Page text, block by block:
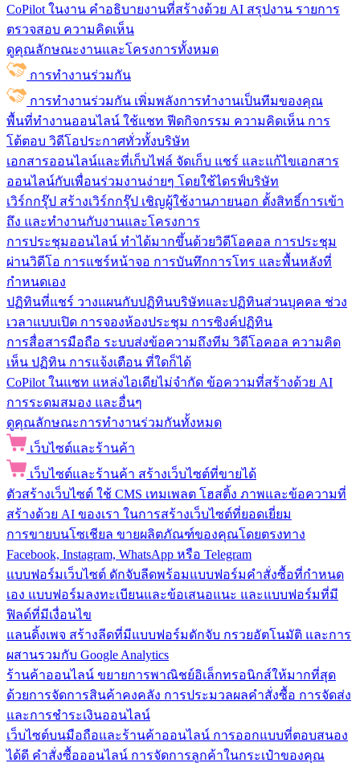
CoPilot ในงาน คำอธิบายงานที่สร้างด้วย AI สรุปงาน รายการ
ตรวจสอบ ความคิดเห็น
ดูคุณลักษณะงานและโครงการทั้งหมด
การทำงานร่วมกัน
การทำงานร่วมกัน เพิ่มพลังการทำงานเป็นทีมของคุณ
พื้นที่ทำงานออนไลน์ ใช้แชท ฟีดกิจกรรม ความคิดเห็น การ
โต้ตอบ วิดีโอประกาศทั่วทั้งบริษัท
เอกสารออนไลน์และที่เก็บไฟล์ จัดเก็บ แชร์ และแก้ไขเอกสาร
ออนไลน์กับเพื่อนร่วมงานง่ายๆ โดยใช้ไดรฟ์บริษัท
เวิร์กกรุ๊ป สร้างเวิร์กกรุ๊ป เชิญผู้ใช้งานภายนอก ตั้งสิทธิ์การเข้า
ถึง และทำงานกับงานและโครงการ
การประชุมออนไลน์ ทำได้มากขึ้นด้วยวิดีโอคอล การประชุม
ผ่านวิดีโอ การแชร์หน้าจอ การบันทึกการโทร และพื้นหลังที่
กำหนดเอง
ปฏิทินที่แชร์ วางแผนกับปฏิทินบริษัทและปฏิทินส่วนบุคคล ช่วง
เวลาแบบเปิด การจองห้องประชุม การซิงค์ปฏิทิน
การสื่อสารมือถือ ระบบส่งข้อความถึงทีม วิดีโอคอล ความคิด
เห็น ปฏิทิน การแจ้งเตือน ที่ใดก็ได้
CoPilot ในแชท แหล่งไอเดียไม่จำกัด ข้อความที่สร้างด้วย AI
การระดมสมอง และอื่นๆ
ดูคุณลักษณะการทำงานร่วมกันทั้งหมด
เว็บไซต์และร้านค้า
เว็บไซต์และร้านค้า สร้างเว็บไซต์ที่ขายได้
ตัวสร้างเว็บไซต์ ใช้ CMS เทมเพลต โฮสติ้ง ภาพและข้อความที่
สร้างด้วย AI ของเรา ในการสร้างเว็บไซต์ที่ยอดเยี่ยม
การขายบนโซเชียล ขายผลิตภัณฑ์ของคุณโดยตรงทาง
Facebook, Instagram, WhatsApp หรือ Telegram
แบบฟอร์มเว็บไซต์ ดักจับลีดพร้อมแบบฟอร์มคำสั่งซื้อที่กำหนด
เอง แบบฟอร์มลงทะเบียนและข้อเสนอแนะ และแบบฟอร์มที่มี
ฟิลด์ที่มีเงื่อนไข
แลนดิ้งเพจ สร้างลีดที่มีแบบฟอร์มดักจับ กรวยอัตโนมัติ และการ
ผสานรวมกับ Google Analytics
ร้านค้าออนไลน์ ขยายการพาณิชย์อิเล็กทรอนิกส์ให้มากที่สุด
ด้วยการจัดการสินค้าคงคลัง การประมวลผลคำสั่งซื้อ การจัดส่ง
และการชำระเงินออนไลน์
เว็บไซต์บนมือถือและร้านค้าออนไลน์ การออกแบบที่ตอบสนอง
ได้ดี คำสั่งซื้อออนไลน์ การจัดการลูกค้าในกระเป๋าของคุณ